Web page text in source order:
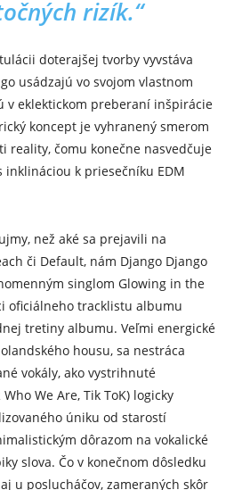
rizík.“
doterajšej tvorby vyvstáva
usádzajú vo svojom vlastnom
v eklektickom preberaní inšpirácie
koncept je vyhranený smerom
reality, čomu konečne nasvedčuje
k priesečníku EDM
než aké sa prejavili na
či Default, nám Django Django
singlom Glowing in the
oficiálneho tracklistu albumu
tretiny albumu. Veľmi energické
housu, sa nestráca
vokály, ako vystrihnuté
We Are, Tik ToK) logicky
úniku od starostí
dôrazom na vokalické
slova. Čo v konečnom dôsledku
u poslucháčov, zameraných skôr